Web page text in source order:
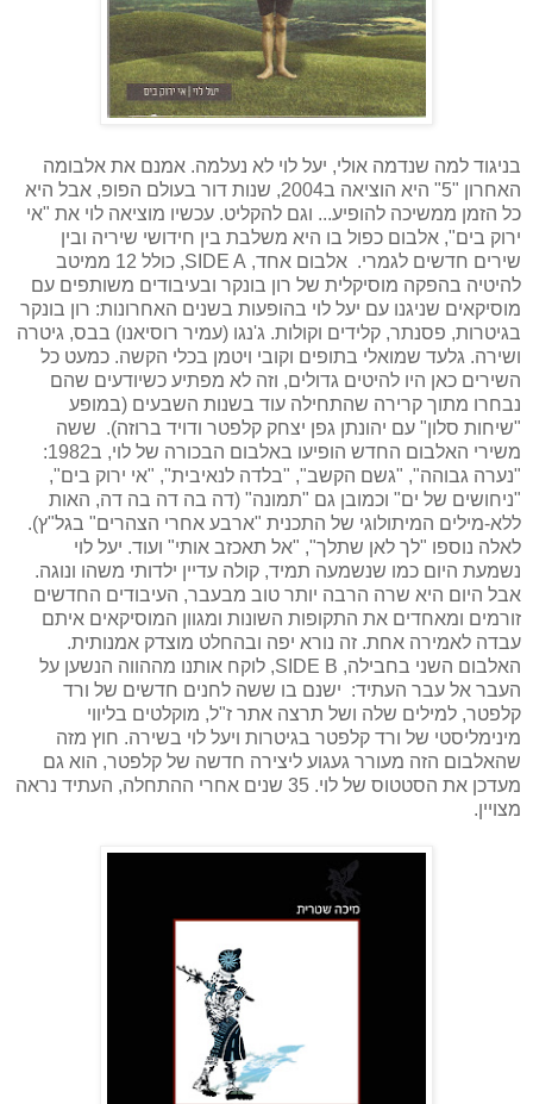
בניגוד למה שנדמה אולי, יעל לוי לא נעלמה. אמנם את אלבומה
האחרון "5" היא הוציאה ב2004, שנות דור בעולם הפופ, אבל היא
כל הזמן ממשיכה להופיע... וגם להקליט. עכשיו מוציאה לוי את "אי
ירוק בים", אלבום כפול בו היא משלבת בין חידושי שיריה ובין
שירים חדשים לגמרי. אלבום אחד, SIDE A
, כולל 12 ממיטב
להיטיה בהפקה מוסיקלית של רון בונקר ובעיבודים משותפים עם
מוסיקאים שניגנו עם יעל לוי בהופעות בשנים האחרונות: רון בונקר
בגיטרות, פסנתר, קלידים וקולות. ג'נגו (עמיר רוסיאנו) בבס, גיטרה
ושירה. גלעד שמואלי בתופים וקובי ויטמן בכלי הקשה. כמעט כל
השירים כאן היו להיטים גדולים, וזה לא מפתיע כשיודעים שהם
נבחרו מתוך קרירה שהתחילה עוד בשנות השבעים (במופע
"שיחות סלון" עם יהונתן גפן יצחק קלפטר ודויד ברוזה). ששה
משירי האלבום החדש הופיעו באלבום הבכורה של לוי, ב1982:
"נערה גבוהה", "גשם הקשב", "בלדה לנאיבית", "אי ירוק בים",
"ניחושים של ים" וכמובן גם "תמונה" (דה בה דה בה דה, האות
ללא-מילים המיתולוגי של התכנית "ארבע אחרי הצהרים" בגל"ץ).
לאלה נוספו "לך לאן שתלך", "אל תאכזב אותי" ועוד. יעל לוי
נשמעת היום כמו שנשמעה תמיד, קולה עדיין ילדותי משהו ונוגה.
אבל היום היא שרה הרבה יותר טוב מבעבר, העיבודים החדשים
זורמים ומאחדים את התקופות השונות ומגוון המוסיקאים איתם
עבדה לאמירה אחת. זה נורא יפה ובהחלט מוצדק אמנותית.
האלבום השני בחבילה, SIDE B, לוקח אותנו מההווה הנשען על
העבר אל עבר העתיד: ישנם בו ששה לחנים חדשים של ורד
קלפטר, למילים שלה ושל תרצה אתר ז"ל, מוקלטים בליווי
מינימליסטי של ורד קלפטר בגיטרות ויעל לוי בשירה. חוץ מזה
שהאלבום הזה מעורר געגוע ליצירה חדשה של קלפטר, הוא גם
מעדכן את הסטטוס של לוי. 35 שנים אחרי ההתחלה, העתיד נראה
מצויין.